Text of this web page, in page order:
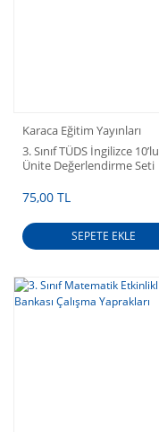
Karaca Eğitim Yayınları
3. Sınıf TÜDS İngilizce 10’lu
Ünite Değerlendirme Seti
75,00 TL
SEPETE EKLE